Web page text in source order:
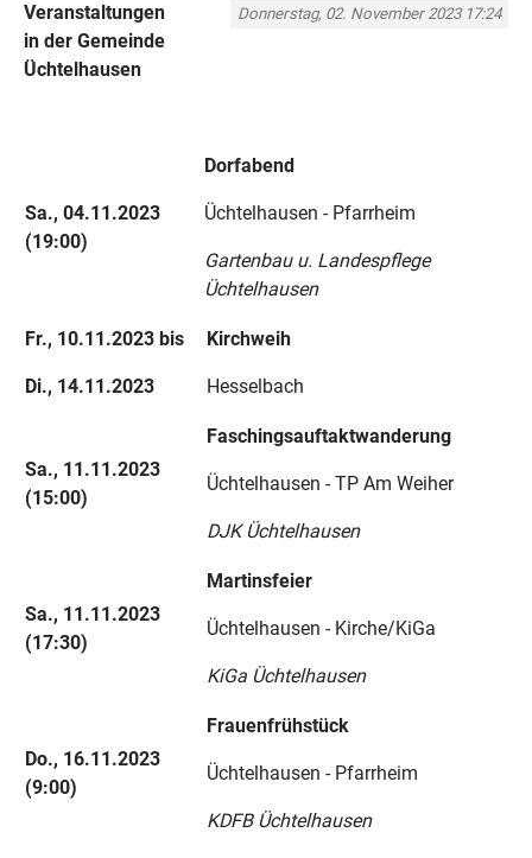
Donnerstag, 02. November 2023 17:24
Veranstaltungen
in der Gemeinde
Üchtelhausen
Sa., 04.11.2023
(19:00)
Dorfabend
Üchtelhausen - Pfarrheim
Gartenbau u. Landespflege
Üchtelhausen
Fr., 10.11.2023 bis
Di., 14.11.2023
Kirchweih
Hesselbach
Sa., 11.11.2023
(15:00)
Faschingsauftaktwanderung
Üchtelhausen - TP Am Weiher
DJK Üchtelhausen
Sa., 11.11.2023
(17:30)
Martinsfeier
Üchtelhausen - Kirche/KiGa
KiGa Üchtelhausen
Do., 16.11.2023
(9:00)
Frauenfrühstück
Üchtelhausen - Pfarrheim
KDFB Üchtelhausen